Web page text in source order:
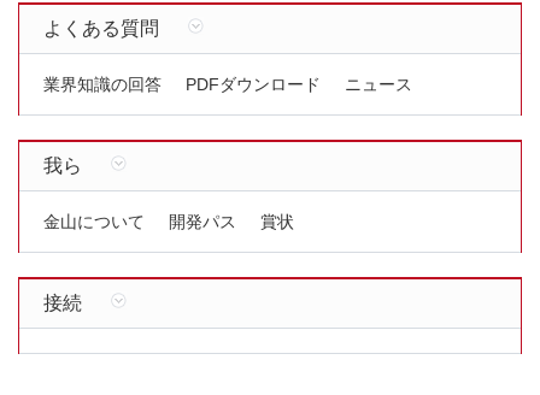
よくある質問
業界知識の回答 PDFダウンロード ニュース
我ら
金山について 開発パス 賞状
接続